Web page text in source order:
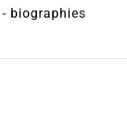
biographies